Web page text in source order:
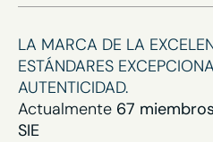
LA MARCA DE LA
ESTÁNDARES
AUTENTICIDAD.
Actualmente 67 miembros
SIE